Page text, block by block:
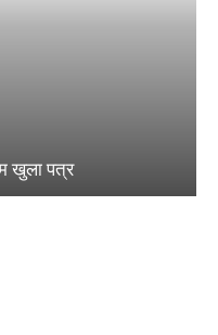
खुला पत्र